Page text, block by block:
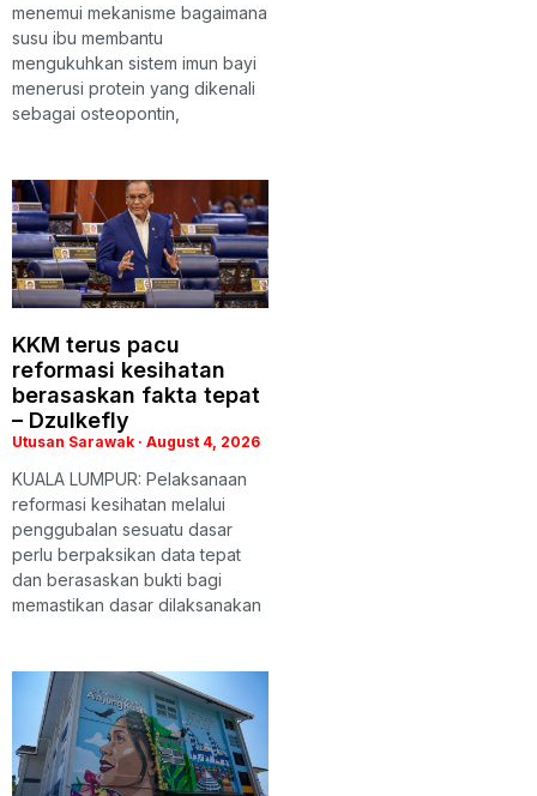
menemui mekanisme bagaimana
susu ibu membantu
mengukuhkan sistem imun bayi
menerusi protein yang dikenali
sebagai osteopontin,
KKM terus pacu
reformasi kesihatan
berasaskan fakta tepat
– Dzulkefly
Utusan Sarawak August 4, 2026
KUALA LUMPUR: Pelaksanaan
reformasi kesihatan melalui
penggubalan sesuatu dasar
perlu berpaksikan data tepat
dan berasaskan bukti bagi
memastikan dasar dilaksanakan